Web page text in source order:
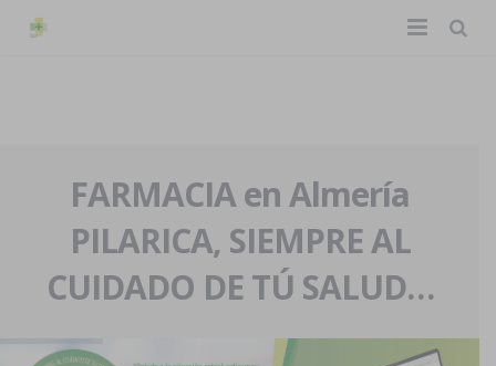
La farmacia
Nuestra historia
Nuestro equipo
Eventos
Servicios y reservas
Pedidos express
FARMACIA en Almería
PILARICA, SIEMPRE AL
CUIDADO DE TÚ SALUD…